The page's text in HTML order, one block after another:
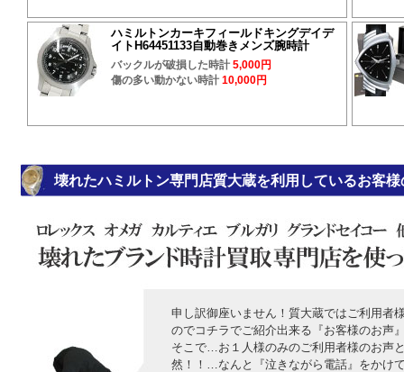
ハミルトンカーキフィールドキングデイデ
イトH64451133自動巻きメンズ腕時計
バックルが破損した時計 5,000円
傷の多い動かない時計 10,000円
壊れたハミルトン専門店質大蔵を利用しているお客
申し訳御座いません！質大蔵ではご利用者
のでコチラでご紹介出来る『お客様のお声
そこで…お１人様のみのご利用者様のお声
然！！…なんと『泣きながら電話』をかけ